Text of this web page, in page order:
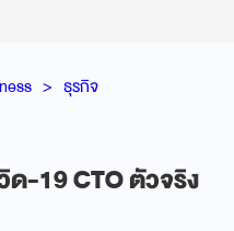
ธุรกิจ
-19 CTO ตัวจริง